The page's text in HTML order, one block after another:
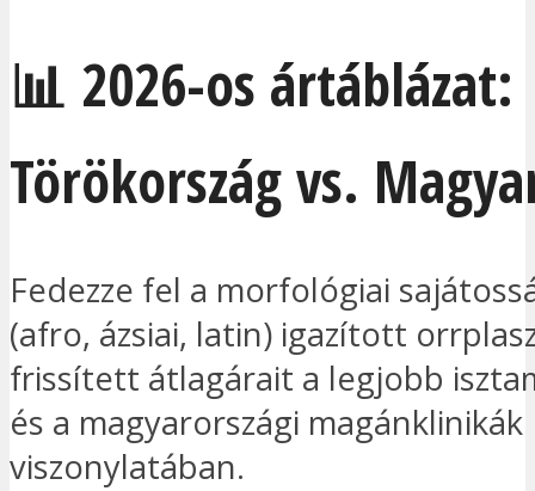
📊 2026-os ártáblázat:
Törökország vs.
Fedezze fel a morfológiai
(afro, ázsiai, latin) igazított
frissített átlagárait a legjobb
és a magyarországi magánklinikák
viszonylatában.